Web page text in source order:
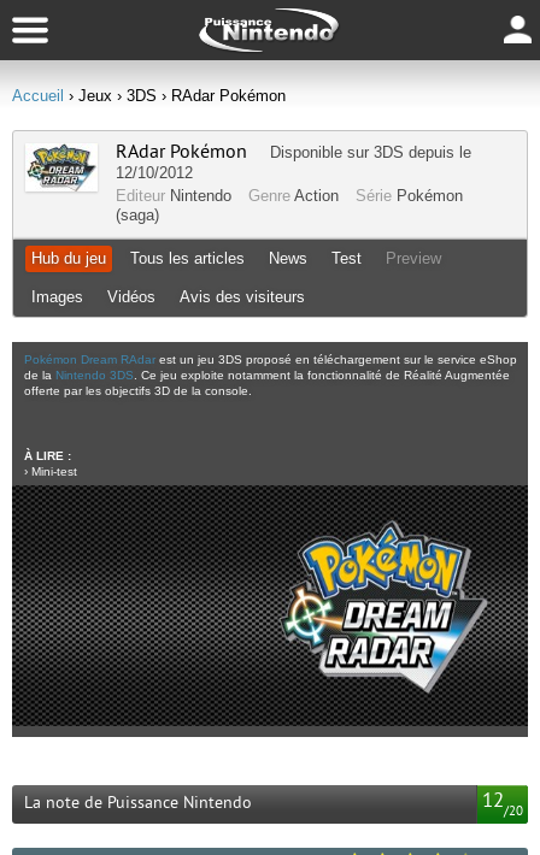
Accueil › Jeux › 3DS › RAdar Pokémon
RAdar Pokémon Disponible sur 3DS depuis le
12/10/2012
Editeur Nintendo Genre Action Série Pokémon
(saga)
Hub du jeu Tous les articles News Test Preview
Images Vidéos Avis des visiteurs
Pokémon Dream RAdar est un jeu 3DS proposé en téléchargement sur le service eShop
de la Nintendo 3DS . Ce jeu exploite notamment la fonctionnalité de Réalité Augmentée
offerte par les objectifs 3D de la console.
À LIRE :
› Mini-test
12/20
La note de Puissance Nintendo